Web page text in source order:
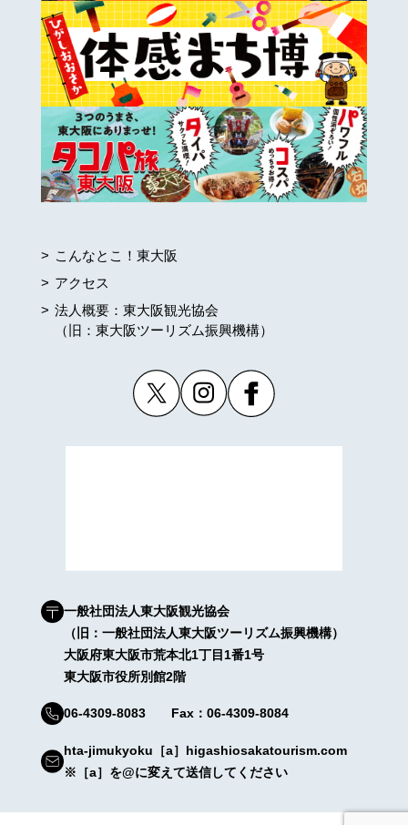
こんなとこ！東大阪
アクセス
法人概要：東大阪観光協会
（旧：東大阪ツーリズム振興機構）
一般社団法人東大阪観光協会
（旧：一般社団法人東大阪ツーリズム振興機構）
大阪府東大阪市荒本北1丁目1番1号
東大阪市役所別館2階
06-4309-8083 Fax：06-4309-8084
hta-jimukyoku［a］higashiosakatourism.com
※［a］を@に変えて送信してください